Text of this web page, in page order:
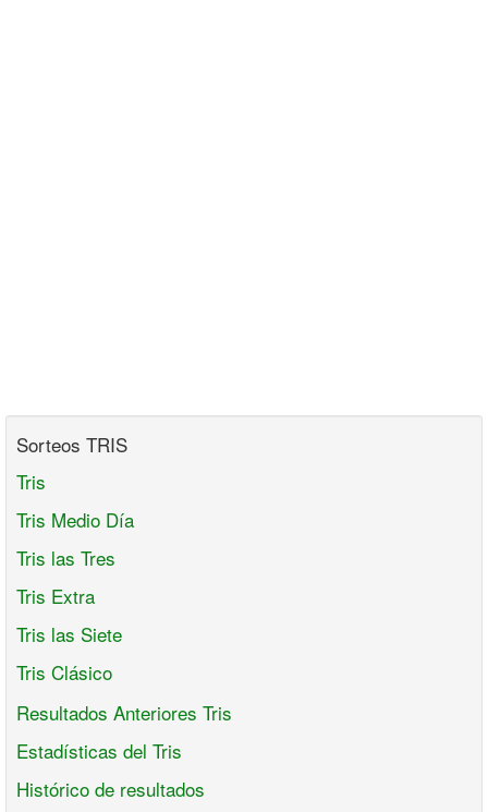
Sorteos TRIS
Tris
Tris Medio Día
Tris las Tres
Tris Extra
Tris las Siete
Tris Clásico
Resultados Anteriores Tris
Estadísticas del Tris
Histórico de resultados